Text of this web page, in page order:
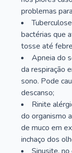
problemas
bactérias que
tosse até
Apneia do
da respiração
sono. Pode
descanso;
Rinite
do organismo
de muco em
inchaço dos